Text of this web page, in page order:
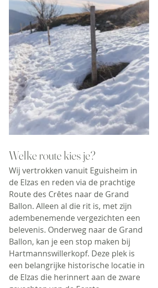
Welke route kies je?
Wij vertrokken vanuit Eguisheim in
de Elzas en reden via de prachtige
Route des Crêtes naar de Grand
Ballon. Alleen al die rit is, met zijn
adembenemende vergezichten een
belevenis. Onderweg naar de Grand
Ballon, kan je een stop maken bij
Hartmannswillerkopf. Deze plek is
een belangrijke historische locatie in
de Elzas die herinnert aan de zware